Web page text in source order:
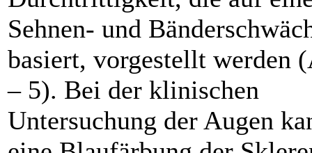
Sehnen- und
basiert, vorgestellt werden
– 5). Bei der klinischen
Untersuchung der Augen